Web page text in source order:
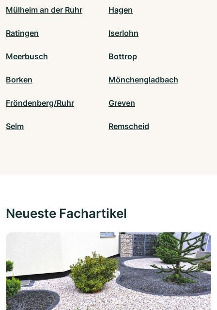
Mülheim an der Ruhr Hagen
Ratingen Iserlohn
Meerbusch Bottrop
Borken Mönchengladbach
Fröndenberg/Ruhr Greven
Selm Remscheid
Neueste Fachartikel